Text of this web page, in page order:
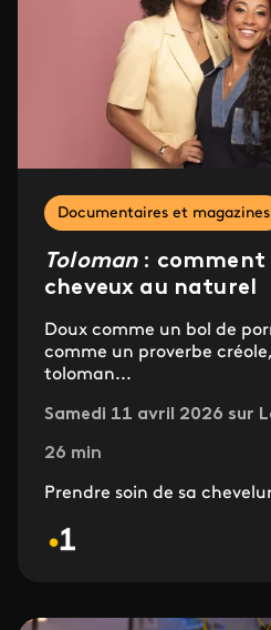
Documentaires et magazines
Toloman: comment
cheveux au naturel
Doux comme un bol de
comme un proverbe
toloman...
Samedi 11 avril 2026 sur
26 min
Prendre soin de sa